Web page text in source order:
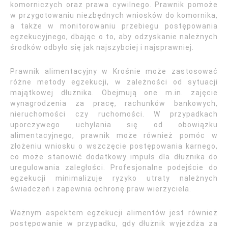
komorniczych oraz prawa cywilnego. Prawnik pomoże
w przygotowaniu niezbędnych wniosków do komornika,
a także w monitorowaniu przebiegu postępowania
egzekucyjnego, dbając o to, aby odzyskanie należnych
środków odbyło się jak najszybciej i najsprawniej.
Prawnik alimentacyjny w Krośnie może zastosować
różne metody egzekucji, w zależności od sytuacji
majątkowej dłużnika. Obejmują one m.in. zajęcie
wynagrodzenia za pracę, rachunków bankowych,
nieruchomości czy ruchomości. W przypadkach
uporczywego uchylania się od obowiązku
alimentacyjnego, prawnik może również pomóc w
złożeniu wniosku o wszczęcie postępowania karnego,
co może stanowić dodatkowy impuls dla dłużnika do
uregulowania zaległości. Profesjonalne podejście do
egzekucji minimalizuje ryzyko utraty należnych
świadczeń i zapewnia ochronę praw wierzyciela.
Ważnym aspektem egzekucji alimentów jest również
postępowanie w przypadku, gdy dłużnik wyjeżdża za